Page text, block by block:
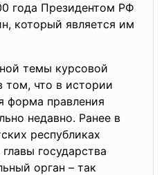
года Президентом РФ
который является им
темы курсовой
том, что в истории
форма правления
недавно. Ранее в
республиках
государства
орган – так